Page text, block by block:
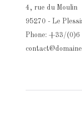
4, rue du Moulin
95270 - Le
Phone: +33/(0)6